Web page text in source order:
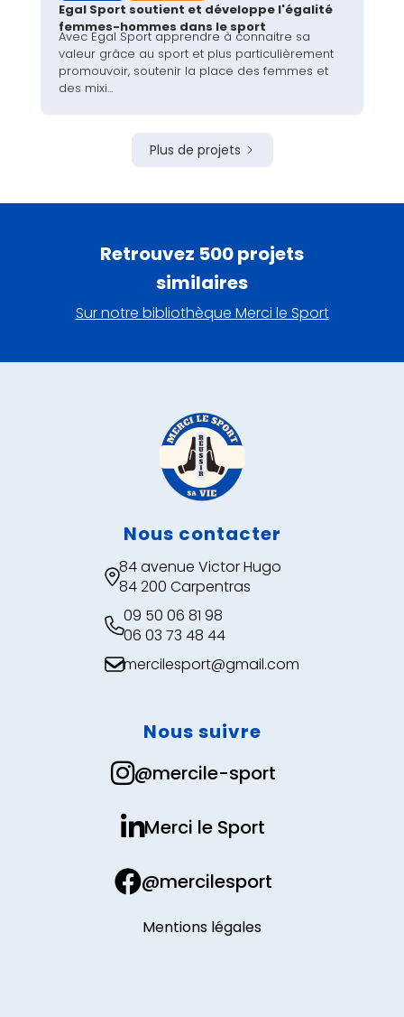
Egal Sport soutient et développe l'égalité
femmes-hommes dans le sport
Avec Egal Sport apprendre à connaitre sa
valeur grâce au sport et plus particulièrement
promouvoir, soutenir la place des femmes et
des mixi...
Plus de projets
Retrouvez 500 projets
similaires
Sur notre bibliothèque Merci le Sport
Nous contacter
84 avenue Victor Hugo
84 200 Carpentras
09 50 06 81 98
06 03 73 48 44
mercilesport@gmail.com
Nous suivre
@mercile-sport
Merci le Sport
@mercilesport
Mentions légales